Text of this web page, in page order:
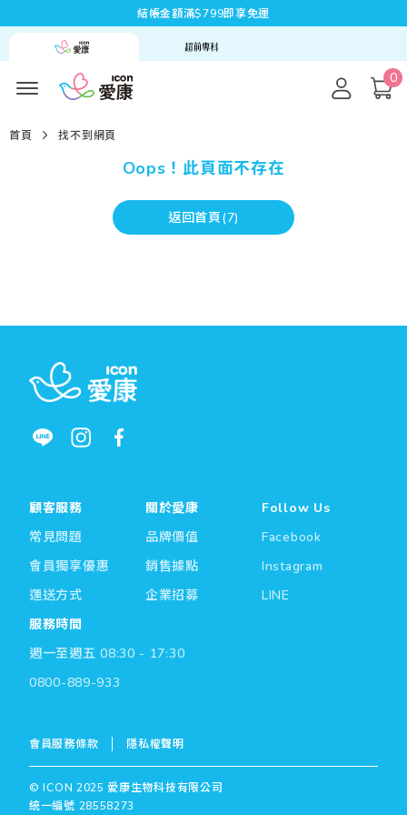
結帳金額滿$799即享免運
0
首頁 找不到網頁
Oops！此頁面不存在
返回首頁(7)
顧客服務
常見問題
會員獨享優惠
運送方式
關於愛康
品牌價值
銷售據點
企業招募
Follow Us
Facebook
Instagram
LINE
服務時間
週一至週五 08:30 - 17:30
0800-889-933
會員服務條款 隱私權聲明
© ICON 2025 愛康生物科技有限公司
統一編號 28558273